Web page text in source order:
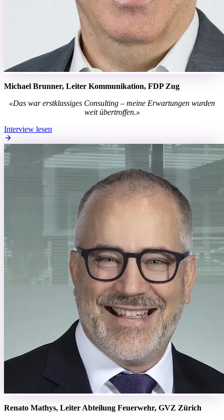
Michael Brunner, Leiter Kommunikation, FDP Zug
«Das war erstklassiges Consulting – meine Erwartungen wurden
weit übertroffen.»
Interview lesen
Renato Mathys, Leiter Abteilung Feuerwehr, GVZ Zürich